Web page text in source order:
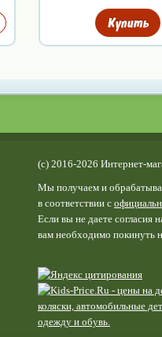
Купить
(c) 2016-2026 Интернет-
Мы получаем и
в соответствии с
Если вы не даете согласия
вам необходимо покинуть